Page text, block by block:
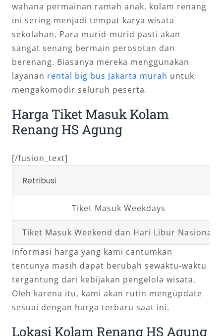
wahana permainan ramah anak, kolam renang
ini sering menjadi tempat karya wisata
sekolahan. Para murid-murid pasti akan
sangat senang bermain perosotan dan
berenang. Biasanya mereka menggunakan
layanan rental big bus Jakarta murah untuk
mengakomodir seluruh peserta.
Harga Tiket Masuk Kolam
Renang HS Agung
[/fusion_text]
Retribusi
Tiket Masuk Weekdays
Tiket Masuk Weekend dan Hari Libur Nasional
Informasi harga yang kami cantumkan
tentunya masih dapat berubah sewaktu-waktu
tergantung dari kebijakan pengelola wisata.
Oleh karena itu, kami akan rutin mengupdate
sesuai dengan harga terbaru saat ini.
Lokasi Kolam Renang HS Agung